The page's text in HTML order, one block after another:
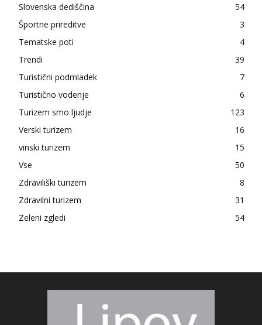
Slovenska dediščina
54
Športne prireditve
3
Tematske poti
4
Trendi
39
Turistični podmladek
7
Turistično vodenje
6
Turizem smo ljudje
123
Verski turizem
16
vinski turizem
15
Vse
50
Zdraviliški turizem
8
Zdravilni turizem
31
Zeleni zgledi
54